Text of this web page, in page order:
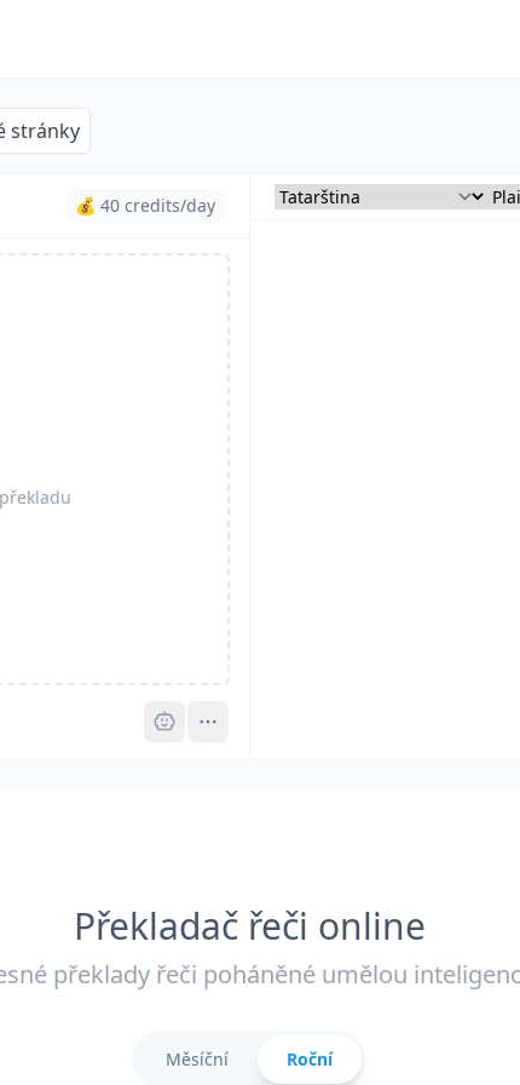
stránky
💰 40 credits/day
Pro
Překladač řeči online
překlady řeči poháněné umělou
Měsíční Roční